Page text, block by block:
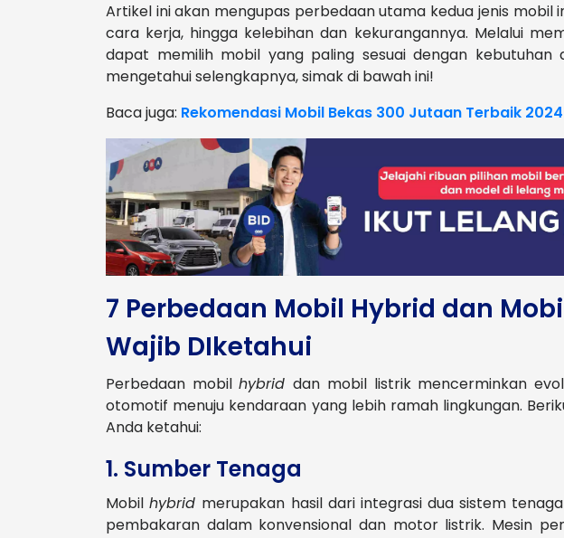
Artikel ini akan mengupas perbedaan utama kedua jenis mobil
cara kerja, hingga kelebihan dan kekurangannya. Melalui
dapat memilih mobil yang paling sesuai dengan kebutuhan
mengetahui selengkapnya, simak di bawah ini!
Baca juga: Rekomendasi Mobil Bekas 300 Jutaan Terbaik 2024
7 Perbedaan Mobil Hybrid dan
Wajib DIketahui
Perbedaan mobilhybriddan mobil listrik mencerminkan
otomotif menuju kendaraan yang lebih ramah lingkungan.
Anda ketahui:
1. Sumber Tenaga
Mobilhybrid merupakan hasil dari integrasi dua sistem
pembakaran dalam konvensional dan motor listrik. Mesin